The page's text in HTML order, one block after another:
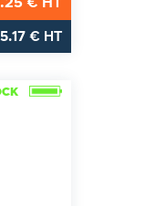
5.17€ HT